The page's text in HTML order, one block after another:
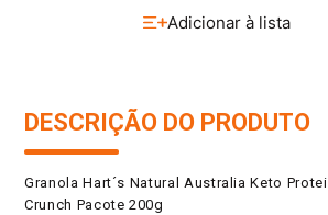
DESCRIÇÃO DO PRODUTO
Granola Hart´s Natural Australia Keto
Crunch Pacote 200g